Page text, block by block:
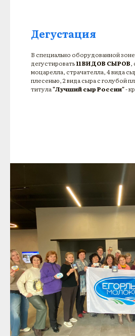
Дегустация
В специально оборудованной
дегустировать11 ВИДОВ СЫРОВ,
моцарелла, страчателла, 4 вида
плесенью, 2 вида сыра с голубой
титула"Лучший сыр России"-